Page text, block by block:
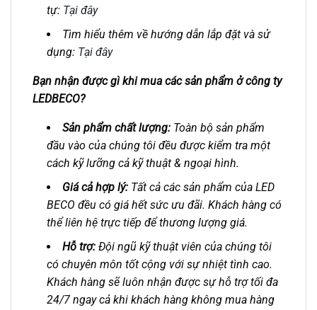
tự: Tại đây
Tìm hiểu thêm về hướng dẫn lắp đặt và sử
dụng: Tại đây
Bạn nhận được gì khi mua các sản phẩm ở công ty
LEDBECO?
Sản phẩm chất lượng: Toàn bộ sản phẩm
đầu vào của chúng tôi đều được kiểm tra một
cách kỹ lưỡng cả kỹ thuật & ngoại hình.
Giá cả hợp lý: Tất cả các sản phẩm của LED
BECO đều có giá hết sức ưu đãi. Khách hàng có
thể liên hệ trực tiếp để thương lượng giá.
Hỗ trợ: Đội ngũ kỹ thuật viên của chúng tôi
có chuyên môn tốt cộng với sự nhiệt tình cao.
Khách hàng sẽ luôn nhận được sự hỗ trợ tối đa
24/7 ngay cả khi khách hàng không mua hàng